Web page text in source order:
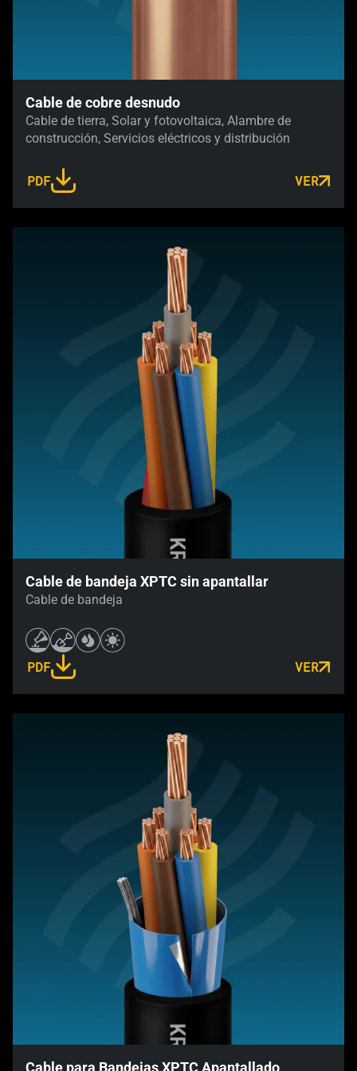
Cable de cobre desnudo
Cable de tierra, Solar y fotovoltaica, Alambre de
construcción, Servicios eléctricos y distribución
LINK OPENS IN A NEW TAB
PDF VER
Cable de bandeja XPTC sin apantallar
Cable de bandeja
LINK OPENS IN A NEW TAB
PDF VER
Cable para Bandejas XPTC Apantallado